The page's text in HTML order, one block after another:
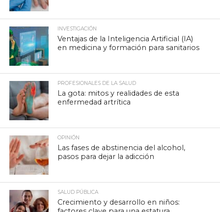
INVESTIGACIÓN
Ventajas de la Inteligencia Artificial (IA)
en medicina y formación para sanitarios
PROFESIONALES DE LA SALUD
La gota: mitos y realidades de esta
enfermedad artrítica
OPINIÓN
Las fases de abstinencia del alcohol,
pasos para dejar la adicción
SALUD PÚBLICA
Crecimiento y desarrollo en niños: